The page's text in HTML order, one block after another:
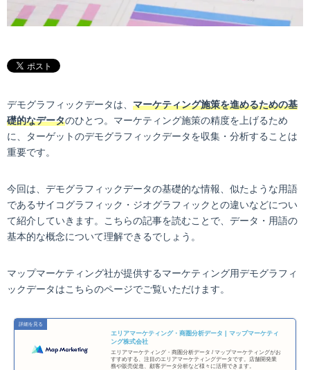
デモグラフィックデータは、 マーケティング施策を進めるための基
礎的なデータのひとつ。マーケティング施策の精度を上げるため
に、ターゲットのデモグラフィックデータを収集・分析することは
重要です。
今回は、デモグラフィックデータの基礎的な情報、似たような用語
であるサイコグラフィック・ジオグラフィックとの違いなどについ
て紹介していきます。こちらの記事を読むことで、データ・用語の
基本的な概念について理解できるでしょう。
マップマーケティング社が提供するマーケティング用デモグラフィ
ックデータはこちらのページでご覧いただけます。
エリアマーケティング・商圏分析データ | マップマーケティ
ング株式会社
エリアマーケティング・商圏分析データ / マップマーケティングがお
すすめする、注目のエリアマーケティングデータです。店舗開発業
務や販売促進、顧客データ分析など様々に活用できます。